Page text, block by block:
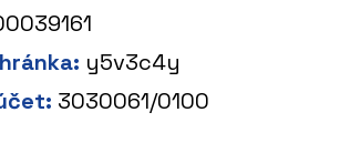
y5v3c4y
3030061/0100